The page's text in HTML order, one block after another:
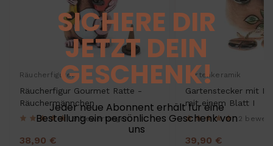
Räucherfiguren
Räucherfigur Gourmet Ratte -
Räuchermännchen
9 bewertungen
38,90 €
Gartenkeramik
Gartenstecker mit
mit einem Blatt I
2
39,90 €
SICHERE DIR
JETZT DEIN
GESCHENK!
Jeder neue Abonnent erhält für eine
Bestellung ein persönliches Geschenk von
uns